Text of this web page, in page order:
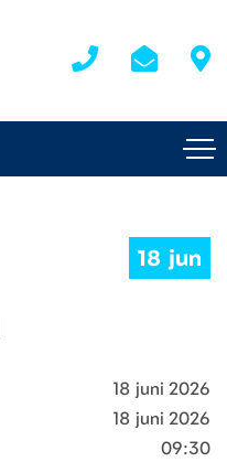
18 jun
18 juni 2026
18 juni 2026
09:30